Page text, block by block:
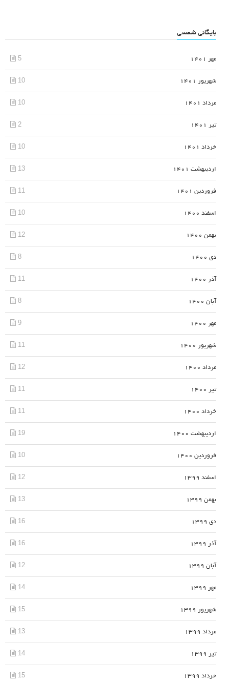
بایگانی شمسی
مهر 1401 5
شهریور 1401 10
مرداد 1401 10
تیر 1401 2
خرداد 1401 10
اردیبهشت 1401 13
فروردین 1401 11
اسفند 1400 10
بهمن 1400 12
دی 1400 8
آذر 1400 11
آبان 1400 8
مهر 1400 9
شهریور 1400 11
مرداد 1400 12
تیر 1400 11
خرداد 1400 11
اردیبهشت 1400 19
فروردین 1400 10
اسفند 1399 12
بهمن 1399 13
دی 1399 16
آذر 1399 16
آبان 1399 12
مهر 1399 14
شهریور 1399 15
مرداد 1399 13
تیر 1399 14
خرداد 1399 15